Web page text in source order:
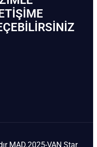
MAD.2025-VAN Star